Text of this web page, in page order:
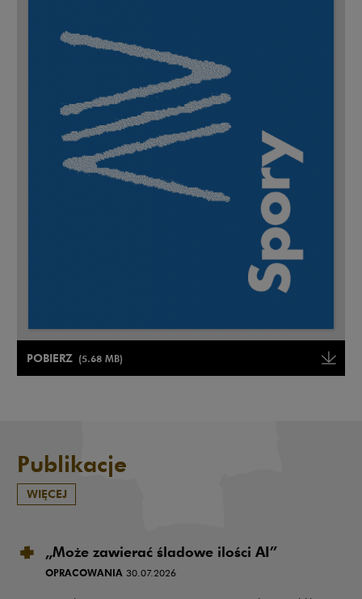
POBIERZ (5.68 MB)
Uwaga, link zostanie otwarty w
Publikacje
WIĘCEJ
„Może zawierać śladowe ilości AI”
OPRACOWANIA 30.07.2026